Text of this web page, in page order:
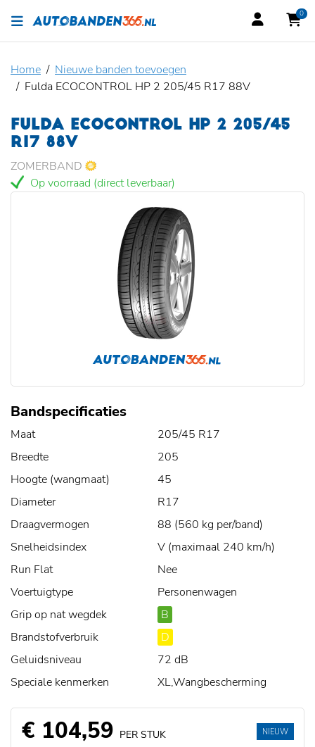
0
Home
Nieuwe banden toevoegen
Fulda ECOCONTROL HP 2 205/45 R17 88V
FULDA ECOCONTROL HP 2 205/45
R17 88V
ZOMERBAND
Op voorraad (direct leverbaar)
Bandspecificaties
Maat
205/45 R17
Breedte
205
Hoogte (wangmaat)
45
Diameter
R17
Draagvermogen
88 (560 kg per/band)
Snelheidsindex
V (maximaal 240 km/h)
Run Flat
Nee
Voertuigtype
Personenwagen
Grip op nat wegdek
B
Brandstofverbruik
D
Geluidsniveau
72 dB
Speciale kenmerken
XL,Wangbescherming
€ 104,59 PER STUK NIEUW